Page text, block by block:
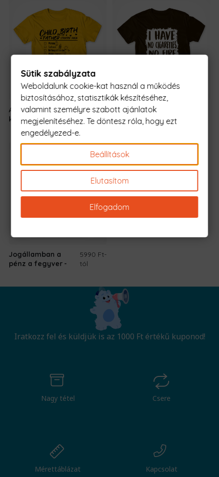
Apás szülés
kezdőszett
5990 Ft-
tól
Az Időt sem
Tudom
Jogállamban a
pénz a fegyver
5990 Ft-
tól
Iratkozz fel és küldjük is az 1000 Ft értékű kuponod!
Nagy tétel Csere
Mérettáblázat Kapcsolat
Sütik szabályzata
Weboldalunk cookie-kat használ a működés
biztosításához, statisztikák készítéséhez,
valamint személyre szabott ajánlatok
megjelenítéséhez. Te döntesz róla, hogy ezt
engedélyezed-e.
Beállítások
Elutasítom
Elfogadom